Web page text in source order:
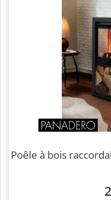
Poêle à bois